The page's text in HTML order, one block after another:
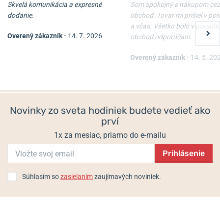
Skvelá komunikácia a expresné
dodanie.
Overený zákazník • 14. 7. 2026
Som spokojný s nákupom cez
obchod. Tovar mi prišiel v
a včas. Všetko bolo v
obchod odporúčam.
Overený zákazník • 14. 5.
Novinky zo sveta hodiniek budete vedieť ako
prví
1x za mesiac, priamo do e-mailu
Prihlásenie
Súhlasím sozasielanímzaujímavých noviniek.